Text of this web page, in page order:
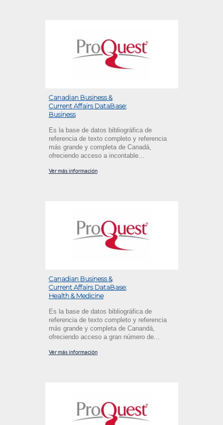
Canadian Business &
Current Affairs DataBase:
Business
Es la base de datos bibliográfica de
referencia de texto completo y referencia
más grande y completa de Canadá,
ofreciendo acceso a incontable...
Ver más información
Canadian Business &
Current Affairs DataBase:
Health & Medicine
Es la base de datos bibliográfica de
referencia de texto completo y referencia
más grande y completa de Canandá,
ofreciendo acceso a gran número de...
Ver más información